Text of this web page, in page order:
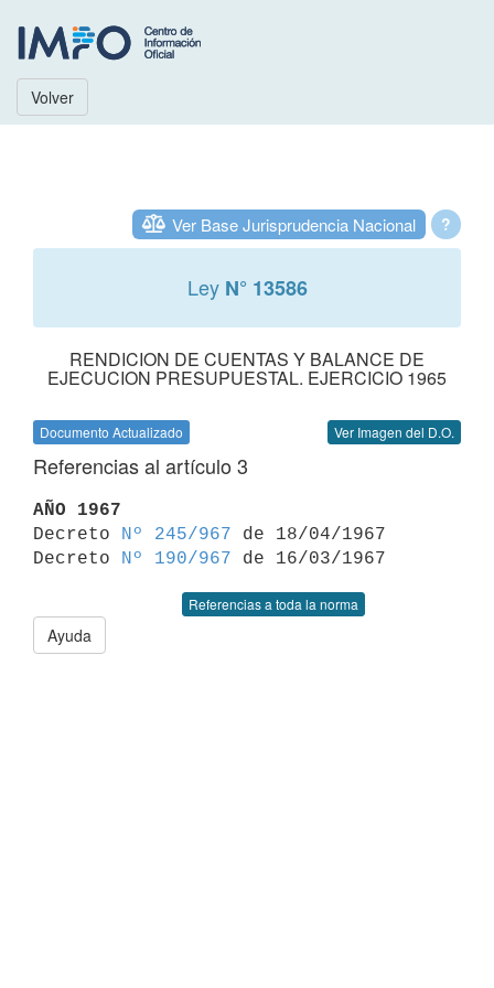
Volver
?
Ver Base Jurisprudencia Nacional
Ley N° 13586
RENDICION DE CUENTAS Y BALANCE DE
EJECUCION PRESUPUESTAL. EJERCICIO 1965
Documento Actualizado Ver Imagen del D.O.
Referencias al artículo 3
AÑO 1967
Decreto
Nº 245/967 de 18/04/1967
Decreto
Nº 190/967
Referencias a toda la norma
Ayuda